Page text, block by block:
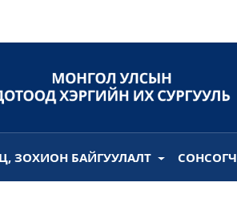
ЗОХИОН БАЙГУУЛАЛТ СОНСОГЧ